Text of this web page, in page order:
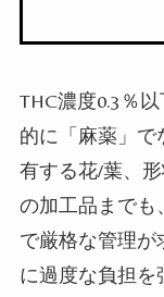
THC濃度0.3 ％
的に「麻薬」で
有する花/葉、
の加工品までも
で厳格な管理が
に過度な負担を